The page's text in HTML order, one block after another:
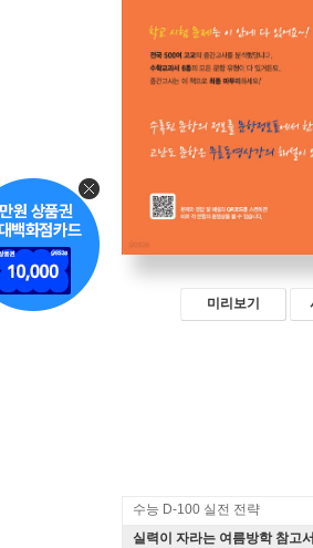
미리보기
수능 D-100 실전 전략
실력이 자라는 여름방학 참고서